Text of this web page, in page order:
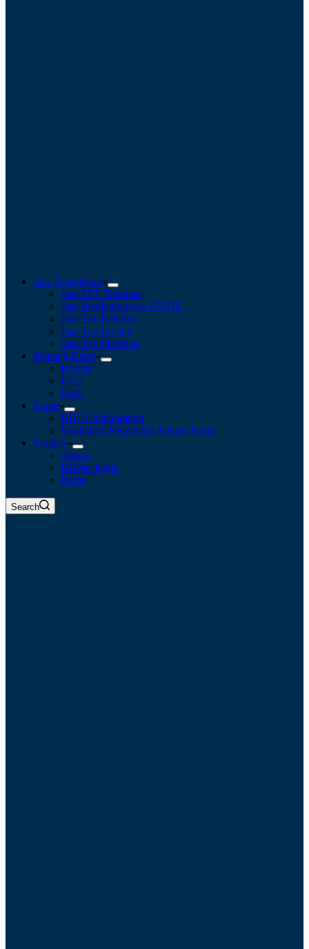
Jasa Perpajakan
Jasa SPT Tahunan
Jasa Pendampingan SP2DK
Jasa Tax Retainer
Jasa Tax Review
Jasa Tax Planning
Tentang Kami
Kontak
FAQ
Karir
Event
BBF Collaboration
Workshop Pengusaha Paham Pajak
Sumber
Artikel
Belajar Pajak
Berita
Search